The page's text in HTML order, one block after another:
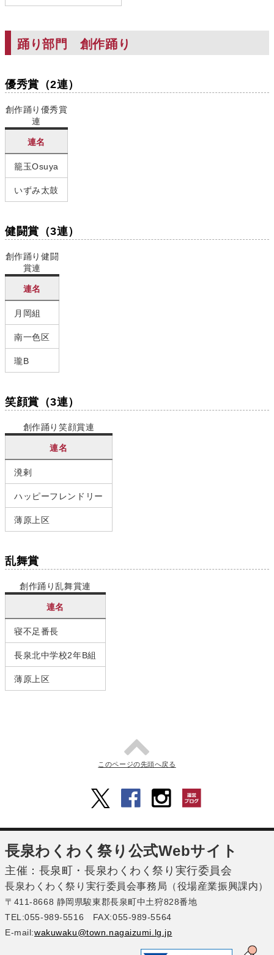
踊り部門 創作踊り
優秀賞（2連）
創作踊り優秀賞
連
連名
籠玉Osuya
いずみ太鼓
健闘賞（3連）
創作踊り健闘
賞連
連名
月岡組
南一色区
瓏B
笑顔賞（3連）
創作踊り笑顔賞連
連名
溌剌
ハッピーフレンドリー
薄原上区
乱舞賞
創作踊り乱舞賞連
連名
寝不足番長
長泉北中学校2年B組
薄原上区
このページの先頭へ戻る
長泉わくわく祭り公式Webサイト
主催：長泉町・長泉わくわく祭り実行委員会
長泉わくわく祭り実行委員会事務局（役場産業振興課内）
〒411-8668 静岡県駿東郡長泉町中土狩828番地
TEL:055-989-5516 FAX:055-989-5564
E-mail:wakuwaku@town.nagaizumi.lg.jp